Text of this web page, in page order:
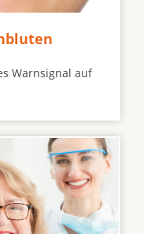
Warnsignal auf